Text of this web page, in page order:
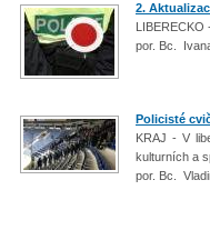
2.
LIBERECKO
por. Bc.
Policisté
KRAJ - V
kulturních a
por. Bc.